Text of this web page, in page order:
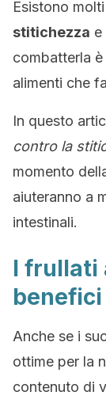
Esistono
stitichezza e
combatterla
alimenti che
In questo
contro la
momento
aiuteranno a
intestinali.
I frullati
Anche se i
ottime per la
contenuto di